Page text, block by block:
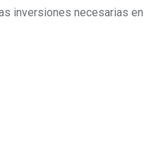
inversiones necesarias en